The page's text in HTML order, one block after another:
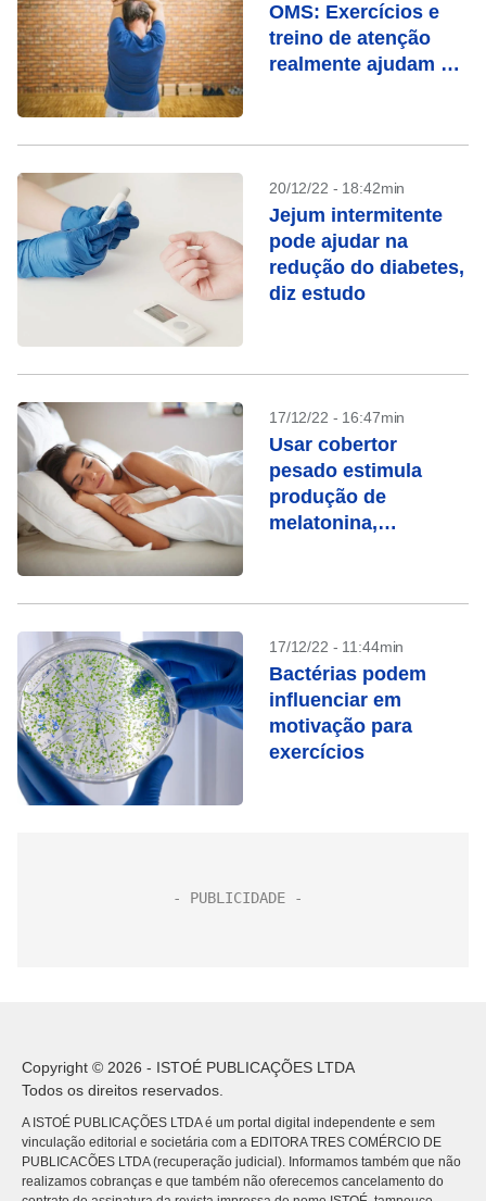
OMS: Exercícios e
treino de atenção
realmente ajudam no
20/12/22 - 18:42min
Jejum intermitente
pode ajudar na
redução do diabetes,
diz estudo
17/12/22 - 16:47min
Usar cobertor
pesado estimula
produção de
melatonina,
17/12/22 - 11:44min
Bactérias podem
influenciar em
motivação para
exercícios
Copyright © 2026 - ISTOÉ PUBLICAÇÕES LTDA
Todos os direitos reservados.
A ISTOÉ PUBLICAÇÕES LTDA é um portal digital independente e sem
vinculação editorial e societária com a EDITORA TRES COMÉRCIO DE
PUBLICACÕES LTDA (recuperação judicial). Informamos também que não
realizamos cobranças e que também não oferecemos cancelamento do